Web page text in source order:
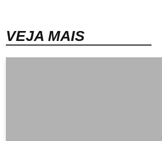
VEJA MAIS